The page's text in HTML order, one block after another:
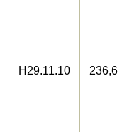
H29.11.10